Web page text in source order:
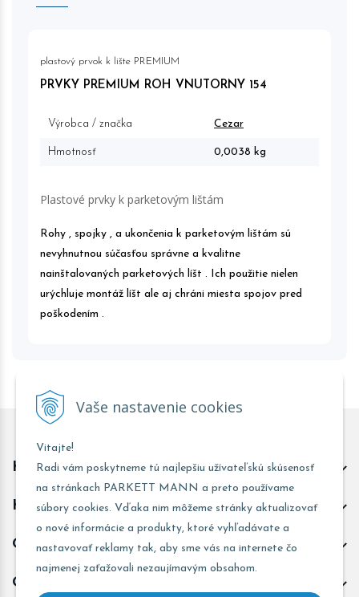
Vaše nastavenie cookies
Vitajte!
Radi vám poskytneme tú najlepšiu užívateľskú skúsenosť
na stránkach PARKETT MANN a preto používame
súbory cookies. Vďaka nim môžeme stránky aktualizovať
o nové informácie a produkty, ktoré vyhľadávate a
nastavovať reklamy tak, aby sme vás na internete čo
najmenej zaťažovali nezaujímavým obsahom.
plastový prvok k lište PREMIUM
PRVKY PREMIUM ROH VNUTORNY 154
Výrobca / značka Cezar
Hmotnosť 0,0038 kg
Plastové prvky k parketovým lištám
Rohy , spojky , a ukončenia k parketovým lištám sú
nevyhnutnou súčasťou správne a kvalitne
nainštalovaných parketových líšt . Ich použitie nielen
urýchluje montáž líšt ale aj chráni miesta spojov pred
poškodením .
Kontakt predajňa Trnava
Kontakt predajňa Žarnovica
Obchodné informácie
Odoberať novinky